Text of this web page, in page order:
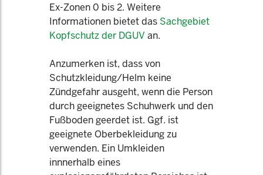
Ex-Zonen 0 bis 2. Weitere
Informationen bietet das Sachgebiet
Kopfschutz der DGUV an.
Anzumerken ist, dass von
Schutzkleidung/Helm keine
Zündgefahr ausgeht, wenn die Person
durch geeignetes Schuhwerk und den
Fußboden geerdet ist. Ggf. ist
geeignete Oberbekleidung zu
verwenden. Ein Umkleiden
innnerhalb eines